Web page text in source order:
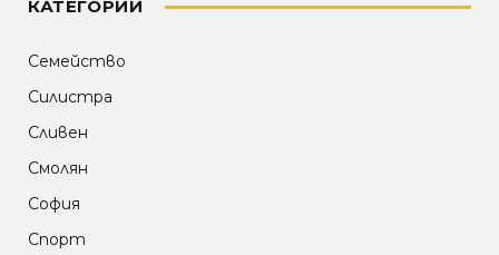
КАТЕГОРИИ
Семейство
Силистра
Сливен
Смолян
София
Спорт